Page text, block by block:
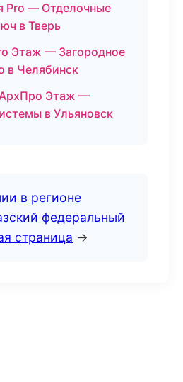
Pro — Отделочные
в Тверь
Этаж — Загородное
в Челябинск
Этаж —
в Ульяновск
в регионе
федеральный
страница →